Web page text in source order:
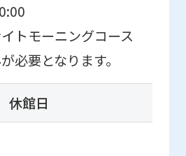
トモーニングコース
必要となります。
休館日